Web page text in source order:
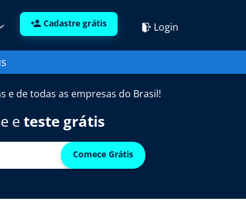
Cadastre grátis Login
e de todas as empresas do Brasil!
eteste grátis
Comece Grátis